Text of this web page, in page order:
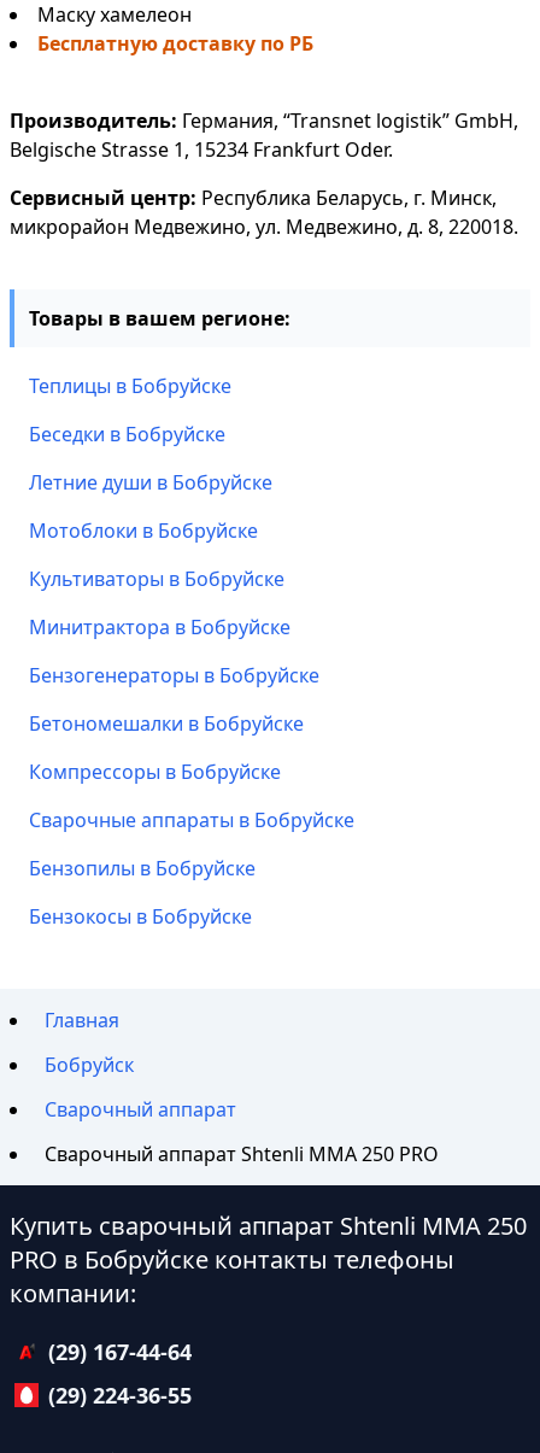
Маску хамелеон
Бесплатную доставку по РБ
Производитель: Германия, “Transnet logistik” GmbH,
Belgische Strasse 1, 15234 Frankfurt Oder.
Сервисный центр: Республика Беларусь, г. Минск,
микрорайон Медвежино, ул. Медвежино, д. 8, 220018.
Товары в вашем регионе:
Теплицы в Бобруйске
Беседки в Бобруйске
Летние души в Бобруйске
Мотоблоки в Бобруйске
Культиваторы в Бобруйске
Минитрактора в Бобруйске
Бензогенераторы в Бобруйске
Бетономешалки в Бобруйске
Компрессоры в Бобруйске
Сварочные аппараты в Бобруйске
Бензопилы в Бобруйске
Бензокосы в Бобруйске
Главная
Бобруйск
Сварочный аппарат
Сварочный аппарат Shtenli ММА 250 PRO
Купить сварочный аппарат Shtenli ММА 250
PRO в Бобруйске контакты телефоны
компании:
(29) 167-44-64
(29) 224-36-55